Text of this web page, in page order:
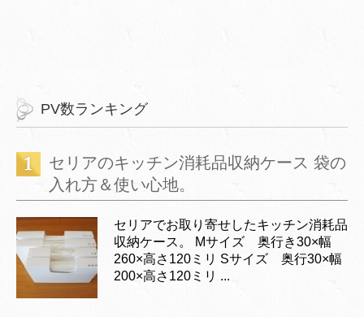
PV数ランキング
セリアのキッチン消耗品収納ケース 袋の
入れ方＆使い心地。
セリアでお取り寄せしたキッチン消耗品
収納ケース。 Mサイズ 奥行き30×幅
260×高さ120ミリ Sサイズ 奥行30×幅
200×高さ120ミリ ...